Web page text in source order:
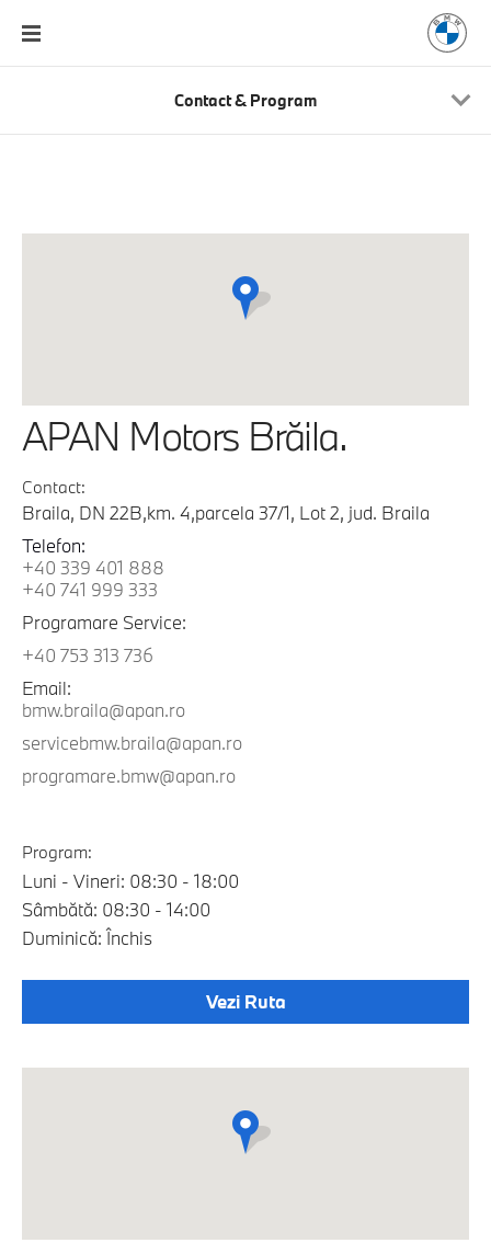
Contact & Program
APAN Motors Brăila.
Contact:
Braila, DN 22B,km. 4,parcela 37/1, Lot 2, jud. Braila
Telefon:
+40 339 401 888
+40 741 999 333
Programare Service:
+40 753 313 736
Email:
bmw.braila@apan.ro
servicebmw.braila@apan.ro
programare.bmw@apan.ro
Program:
Luni - Vineri: 08:30 - 18:00
Sâmbătă: 08:30 - 14:00
Duminică: Închis
Vezi Ruta